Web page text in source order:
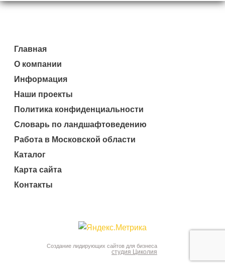
Главная
О компании
Информация
Наши проекты
Политика конфиденциальности
Словарь по ландшафтоведению
Работа в Московской области
Каталог
Карта сайта
Контакты
Создание лидирующих сайтов для бизнеса
студия Циколия